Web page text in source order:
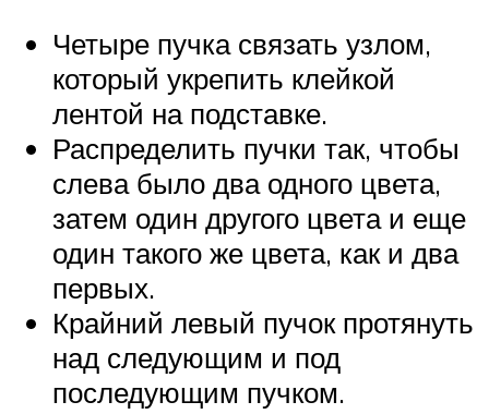
Четыре пучка связать узлом,
который укрепить клейкой
лентой на подставке.
Распределить пучки так, чтобы
слева было два одного цвета,
затем один другого цвета и еще
один такого же цвета, как и два
первых.
Крайний левый пучок протянуть
над следующим и под
последующим пучком.